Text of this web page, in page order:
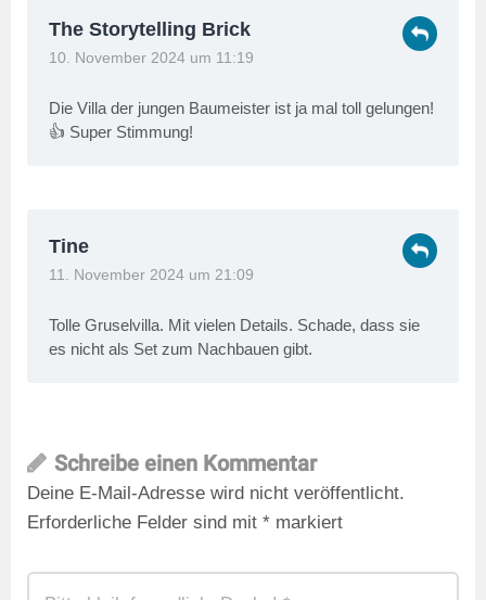
The Storytelling Brick
10. November 2024 um 11:19
Die Villa der jungen Baumeister ist ja mal toll gelungen!
👍 Super Stimmung!
Tine
11. November 2024 um 21:09
Tolle Gruselvilla. Mit vielen Details. Schade, dass sie
es nicht als Set zum Nachbauen gibt.
Schreibe einen Kommentar
Deine E-Mail-Adresse wird nicht veröffentlicht.
Erforderliche Felder sind mit * markiert